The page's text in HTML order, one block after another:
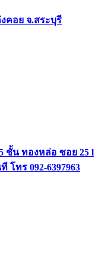
คอย จ.สระบุรี
ชั้น ทองหล่อ ซอย 25 l
โทร 092-6397963